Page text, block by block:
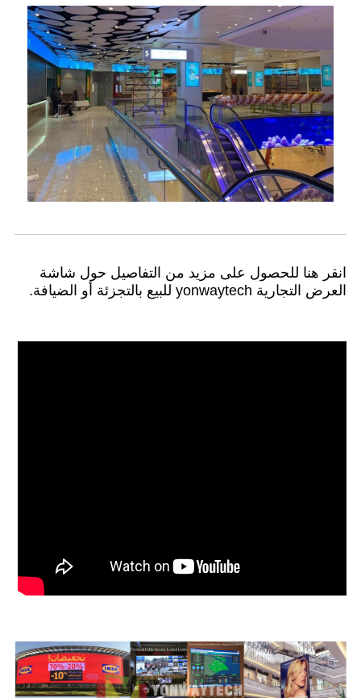
انقر هنا للحصول على مزيد من التفاصيل حول شاشة
العرض التجارية yonwaytech للبيع بالتجزئة أو الضيافة.